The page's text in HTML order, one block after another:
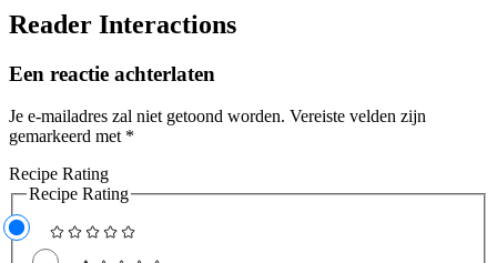
Reader Interactions
Een reactie achterlaten
Je e-mailadres zal niet getoond worden. Vereiste velden zijn
gemarkeerd met *
Recipe Rating
Recipe Rating